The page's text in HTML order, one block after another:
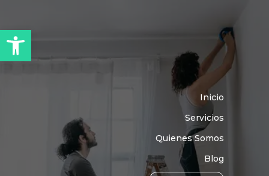
Abrir barra de herramientas
Inicio
Servicios
Quienes Somos
Blog